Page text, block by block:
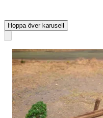
Hoppa över karusell